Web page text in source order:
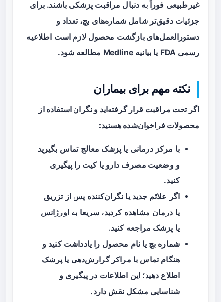
غیرطبیعی فوراً به دنبال مراقبت پزشکی باشند. برای
جزئیات دقیق‌تر شامل شماره‌های بچ، تعداد و
دستورالعمل‌های بازگشت محصول لازم است اطلاعیه
رسمی FDA یا بیانیه Medline مطالعه شود.
نکته مهم برای بیماران
اگر تحت مراقبت قرار گرفته‌اید و نگران استفاده از
محصولات فراخوان‌شده هستید:
با مرکز درمانی یا پزشک معالج تماس بگیرید
و وضعیت مصرف دارو یا کیت را پیگیری
کنید.
اگر علائم جدید یا نگران‌کننده پس از تزریق
یا درمان مشاهده کردید، سریعا به اورژانس
یا پزشک مراجعه کنید.
شماره بچ یا نام محصول را یادداشت کنید و
هنگام تماس با مراکز گزارش‌دهی یا پزشک
اطلاع دهید؛ این اطلاعات در پیگیری و
شناسایی مشکل نقش دارد.